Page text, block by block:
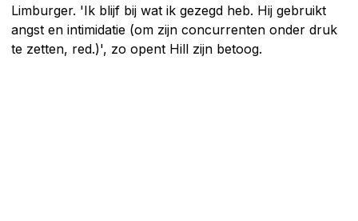
Limburger. 'Ik blijf bij wat ik gezegd heb. Hij gebruikt
angst en intimidatie (om zijn concurrenten onder druk
te zetten, red.)', zo opent Hill zijn betoog.